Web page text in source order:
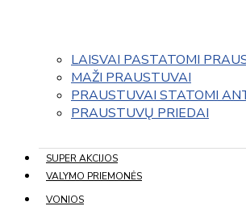
LAISVAI PASTATOMI
MAŽI PRAUSTUVAI
PRAUSTUVAI STATOMI
PRAUSTUVŲ PRIEDAI
SUPER AKCIJOS
VALYMO PRIEMONĖS
VONIOS